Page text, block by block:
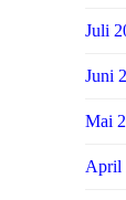
Juli
Juni
Mai
April